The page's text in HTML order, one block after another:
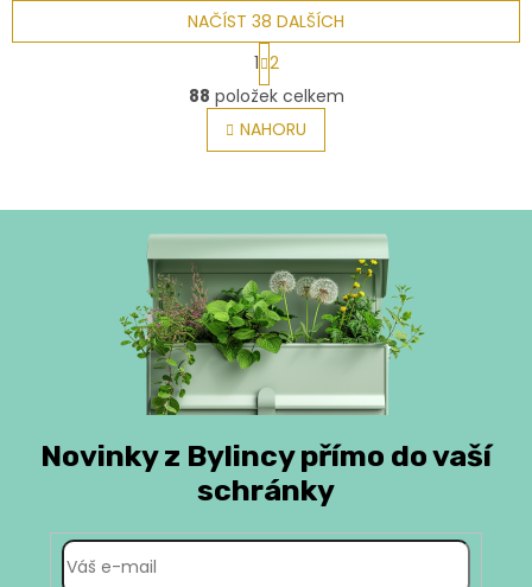
barvami pečlivě a s
láskou vybrané...
chuť zralých jahod bez
přidaných konzervantů,...
O
v
l
á
c
í
p
r
v
k
y
ý
p
i
s
u
NAČÍST 38 DALŠÍCH
S
t
r
á
n
k
á
n
í
1 2
88 položek celkem
NAHORU
Novinky z Bylincy přímo do vaší
schránky